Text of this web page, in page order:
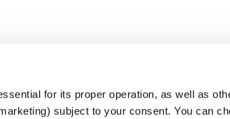
for its proper operation, as well as
subject to your consent. You can